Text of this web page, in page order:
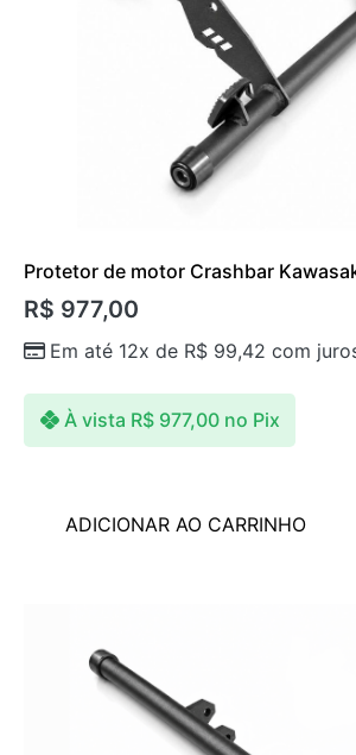
Protetor de motor Crashbar
R$ 977,00
Em até 12x de R$ 99,42 com
À vista R$977,00 no Pix
ADICIONAR AO CARRINHO